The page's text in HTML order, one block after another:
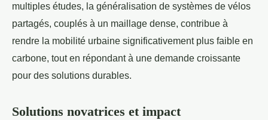
multiples études, la généralisation de systèmes de vélos
partagés, couplés à un maillage dense, contribue à
rendre la mobilité urbaine significativement plus faible en
carbone, tout en répondant à une demande croissante
pour des solutions durables.
Solutions novatrices et impact